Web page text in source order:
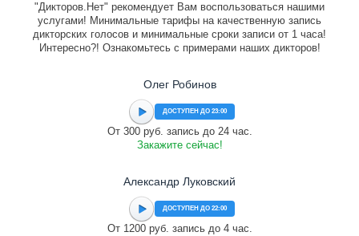
"Дикторов.Нет" рекомендует Вам воспользоваться нашими
услугами! Минимальные тарифы на качественную запись
дикторских голосов и минимальные сроки записи от 1 часа!
Интересно?! Ознакомьтесь с примерами наших дикторов!
Олег Робинов
ДОСТУПЕН ДО 23:00
От 300 руб. запись до 24 час.
Закажите сейчас!
Александр Луковский
ДОСТУПЕН ДО 22:00
От 1200 руб. запись до 4 час.